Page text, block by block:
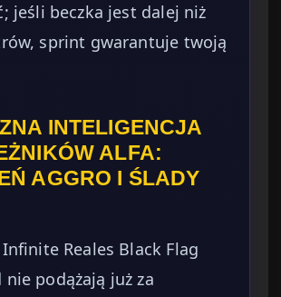
jeśli beczka jest dalej niż
sprint gwarantuje twoją
INTELIGENCJA
ALFA:
AGGRO I ŚLADY
Reales Black Flag
nie podążają już za